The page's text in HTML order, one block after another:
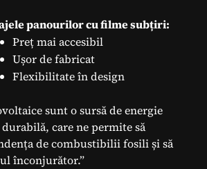
panourilor cu filme subțiri:
Preț mai accesibil
Ușor de fabricat
Flexibilitate în design
sunt o sursă de energie
care ne permite să
de combustibilii fosili și să
înconjurător.”